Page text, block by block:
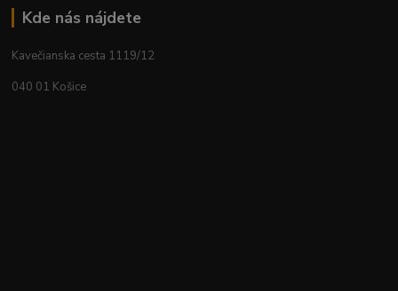
Kde nás nájdete
Kavečianska cesta 1119/12
040 01 Košice